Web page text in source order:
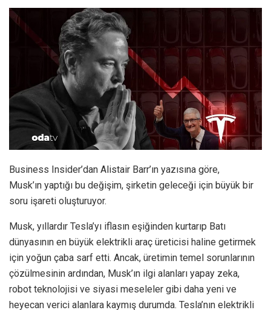
Business Insider’dan Alistair Barr’ın yazısına göre,
Musk’ın yaptığı bu değişim, şirketin geleceği için büyük bir
soru işareti oluşturuyor.
Musk, yıllardır Tesla’yı iflasın eşiğinden kurtarıp Batı
dünyasının en büyük elektrikli araç üreticisi haline getirmek
için yoğun çaba sarf etti. Ancak, üretimin temel sorunlarının
çözülmesinin ardından, Musk’ın ilgi alanları yapay zeka,
robot teknolojisi ve siyasi meseleler gibi daha yeni ve
heyecan verici alanlara kaymış durumda. Tesla’nın elektrikli